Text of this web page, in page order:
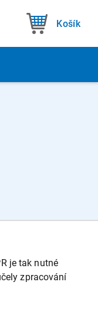
Košík
je tak nutné
zpracování